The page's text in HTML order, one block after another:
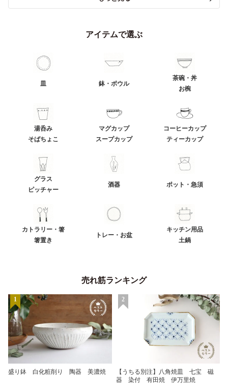
アイテムで選ぶ
皿 鉢・ボウル
茶碗・丼
お椀
湯呑み
そばちょこ
マグカップ
スープカップ
コーヒーカップ
ティーカップ
グラス
ピッチャー
酒器 ポット・急須
カトラリー・箸
箸置き
トレー・お盆
キッチン用品
土鍋
売れ筋ランキング
1
盛り鉢 白化粧削り 陶器 美濃焼
2
【うちる別注】八角焼皿 七宝 磁
器 染付 有田焼 伊万里焼